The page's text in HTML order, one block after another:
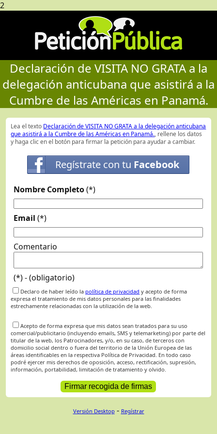
2
Declaración de VISITA NO GRATA a la
delegación anticubana que asistirá a la
Cumbre de las Américas en Panamá.
Lea el texto Declaración de VISITA NO GRATA a la delegación anticubana
que asistirá a la Cumbre de las Américas en Panamá., rellene los datos
y haga clic en el botón para firmar la petición para ayudar a cambiar.
Regístrate con tu Facebook
Nombre Completo(*)
Email (*)
Comentario
(*) - (obligatorio)
Declaro de haber leído la política de privacidad y acepto de forma
expresa el tratamiento de mis datos personales para las finalidades
estrechamente relacionadas con la utilización de la web.
Acepto de forma expresa que mis datos sean tratados para su uso
comercial/publicitario (incluyendo emails, SMS y telemarketing) por parte del
titular de la web, los Patrocinadores, y/o, en su caso, de terceros con
domicilio social dentro o fuera del territorio de la Unión Europea de las
áreas identificables en la respectiva Política de Privacidad. En todo caso
podré ejercer mis derechos de oposición, acceso, rectificación, supresión,
información, portabilidad, limitación de tratamiento y olvido.
Versión Desktop - Regístrar